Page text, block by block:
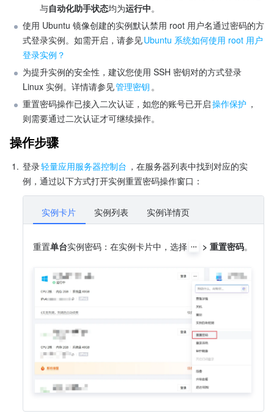
与自动化助手状态均为运行中。
使用 Ubuntu 镜像创建的实例默认禁用 root 用户名通过密码的方
式登录实例。如需开启，请参见Ubuntu 系统如何使用 root 用户
登录实例？
为提升实例的安全性，建议您使用 SSH 密钥对的方式登录
Linux 实例。详情请参见管理密钥 。
重置密码操作已接入二次认证，如您的账号已开启操作保护 ，
则需要通过二次认证才可继续操作。
操作步骤
1. 登录轻量应用服务器控制台 ，在服务器列表中找到对应的实
例，通过以下方式打开实例重置密码操作窗口：
实例卡片 实例列表 实例详情页
重置单台实例密码：在实例卡片中，选择 > 重置密码。